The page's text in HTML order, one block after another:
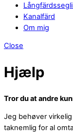
Kanalfärd
Om mig
Close
Hjælp
Tror du at andre
Jeg behøver
taknemlig for al